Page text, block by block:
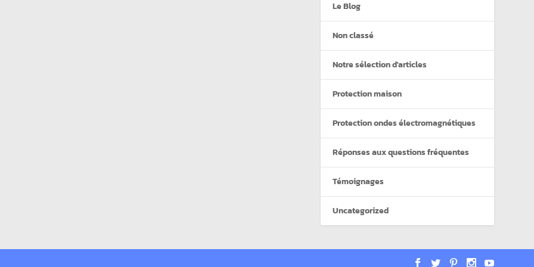
Le Blog
Non classé
Notre sélection d'articles
Protection maison
Protection ondes électromagnétiques
Réponses aux questions fréquentes
Témoignages
Uncategorized